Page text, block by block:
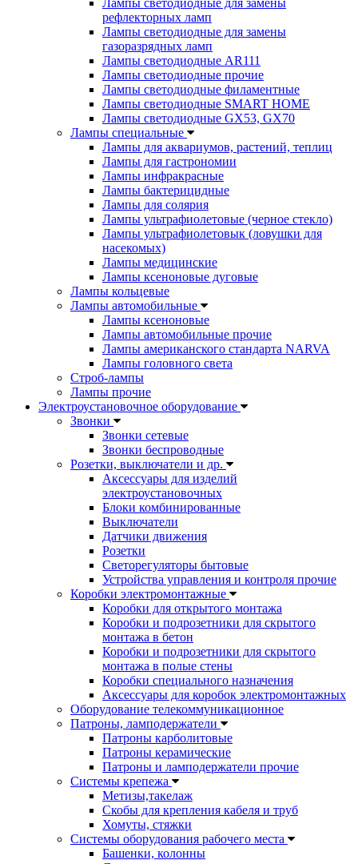
Лампы светодиодные для замены
рефлекторных ламп
Лампы светодиодные для замены
газоразрядных ламп
Лампы светодиодные AR111
Лампы светодиодные прочие
Лампы светодиодные филаментные
Лампы светодиодные SMART HOME
Лампы светодиодные GX53, GX70
Лампы специальные
Лампы для аквариумов, растений, теплиц
Лампы для гастрономии
Лампы инфракрасные
Лампы бактерицидные
Лампы для солярия
Лампы ультрафиолетовые (черное стекло)
Лампы ультрафиолетовык (ловушки для
насекомых)
Лампы медицинские
Лампы ксеноновые дуговые
Лампы кольцевые
Лампы автомобильные
Лампы ксеноновые
Лампы автомобильные прочие
Лампы американского стандарта NARVA
Лампы головного света
Строб-лампы
Лампы прочие
Электроустановочное оборудование
Звонки
Звонки сетевые
Звонки беспроводные
Розетки, выключатели и др.
Аксессуары для изделий
электроустановочных
Блоки комбинированные
Выключатели
Датчики движения
Розетки
Светорегуляторы бытовые
Устройства управления и контроля прочие
Коробки электромонтажные
Коробки для открытого монтажа
Коробки и подрозетники для скрытого
монтажа в бетон
Коробки и подрозетники для скрытого
монтажа в полые стены
Коробки специального назначения
Аксессуары для коробок электромонтажных
Оборудование телекоммуникационное
Патроны, ламподержатели
Патроны карболитовые
Патроны керамические
Патроны и ламподержатели прочие
Системы крепежа
Метизы,такелаж
Скобы для крепления кабеля и труб
Хомуты, стяжки
Системы оборудования рабочего места
Башенки, колонны